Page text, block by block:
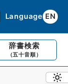
Language EN
辞書検索
（五十音順）